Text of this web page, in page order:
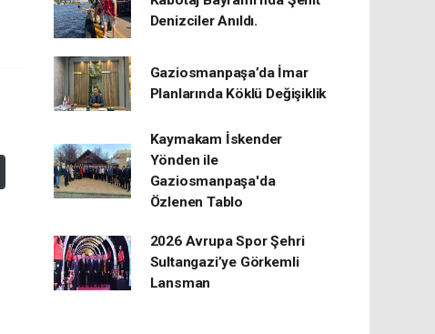
Denizciler Anıldı.
Gaziosmanpaşa’da İmar
Planlarında Köklü Değişiklik
Kaymakam İskender
Yönden ile
Gaziosmanpaşa'da
Özlenen Tablo
2026 Avrupa Spor Şehri
Sultangazi’ye Görkemli
Lansman